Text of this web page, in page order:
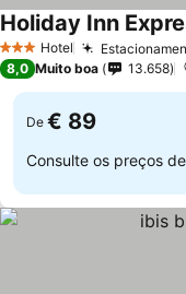
3 EstrelasHotel
Ver preços
8,0 Muito boa 13.658
De € 89
Consulte os preços de